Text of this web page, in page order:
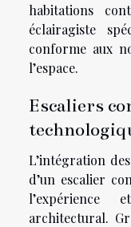
habitations
éclairagiste
conforme aux
l’espace.
Escaliers
L’intégration
d’un escalier
architectural.